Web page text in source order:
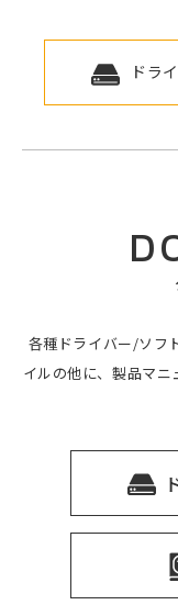
ドラ
各種ドライバー/ソフ
イルの他に、製品マ